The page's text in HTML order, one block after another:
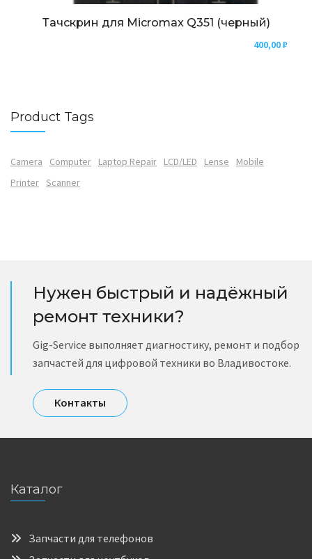
Тачскрин для Micromax Q351 (черный)
400,00₽
Product Tags
Camera Computer Laptop Repair LCD/LED Lense
Mobile
Printer Scanner
Нужен быстрый и надёжный
ремонт техники?
Gig-Service выполняет диагностику, ремонт и подбор
запчастей для цифровой техники во Владивостоке.
Контакты
Каталог
Запчасти для телефонов